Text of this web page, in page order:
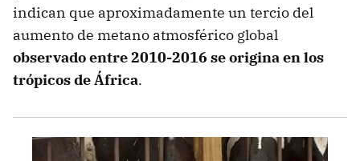
indican que aproximadamente un tercio del
aumento de metano atmosférico global
observado entre 2010-2016 se origina en los
trópicos de África.